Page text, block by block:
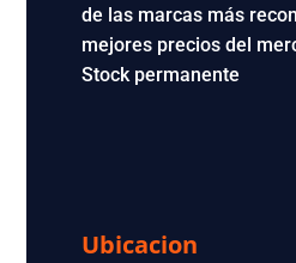
de las marcas más
mejores precios del
Stock permanente
Ubicacion